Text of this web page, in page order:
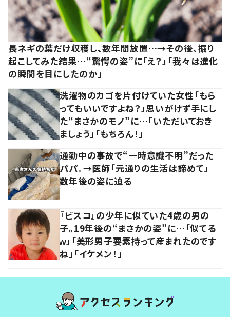
長ネギの葉だけ収穫し、数年間放置…→その後、掘り
起こしてみた結果…“驚愕の姿”に「え？」「我々は進化
の瞬間を目にしたのか」
洗濯物のカゴを片付けていた女性「もら
ってもいいですよね？」思いがけず手にし
た“まさかのモノ”に…「いただいておき
ましょう」「もちろん！」
通勤中の事故で“一時意識不明”だった
パパ。→医師「元通りの生活は諦めて」
数年後の姿に迫る
『ビスコ』の少年に似ていた4歳の男の
子。19年後の“まさかの姿”に…「似てる
ｗ」「美形男子要素持って産まれたのです
ね」「イケメン！」